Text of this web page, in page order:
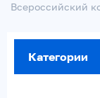
Всероссийский
Категории